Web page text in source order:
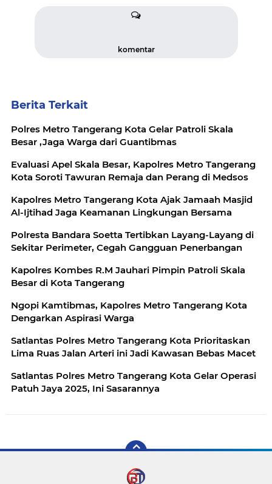
komentar
Berita Terkait
Polres Metro Tangerang Kota Gelar Patroli Skala
Besar ,Jaga Warga dari Guantibmas
Evaluasi Apel Skala Besar, Kapolres Metro Tangerang
Kota Soroti Tawuran Remaja dan Perang di Medsos
Kapolres Metro Tangerang Kota Ajak Jamaah Masjid
Al-Ijtihad Jaga Keamanan Lingkungan Bersama
Polresta Bandara Soetta Tertibkan Layang-Layang di
Sekitar Perimeter, Cegah Gangguan Penerbangan
Kapolres Kombes R.M Jauhari Pimpin Patroli Skala
Besar di Kota Tangerang
Ngopi Kamtibmas, Kapolres Metro Tangerang Kota
Dengarkan Aspirasi Warga
Satlantas Polres Metro Tangerang Kota Prioritaskan
Lima Ruas Jalan Arteri ini Jadi Kawasan Bebas Macet
Satlantas Polres Metro Tangerang Kota Gelar Operasi
Patuh Jaya 2025, Ini Sasarannya